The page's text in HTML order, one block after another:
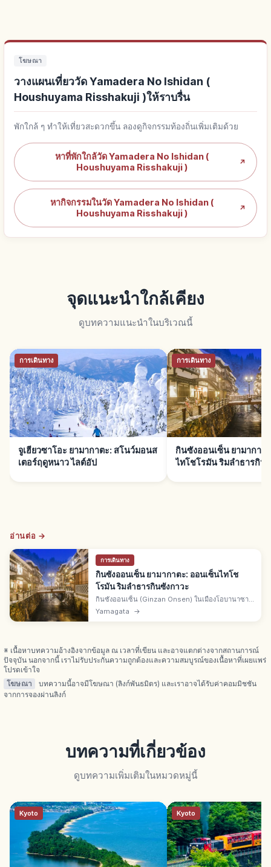
โฆษณา
วางแผนเที่ยววัด Yamadera No Ishidan (
Houshuyama Risshakuji )ให้ราบรื่น
พักใกล้ ๆ ทำให้เที่ยวสะดวกขึ้น ลองดูกิจกรรมท้องถิ่นเพิ่มเติมด้วย
หาที่พักใกล้วัด Yamadera No Ishidan (
Houshuyama Risshakuji )
↗
หากิจกรรมในวัด Yamadera No Ishidan (
Houshuyama Risshakuji )
↗
จุดแนะนำใกล้เคียง
ดูบทความแนะนำในบริเวณนี้
การเดินทาง
จูเฮียวซาโอะ ยามากาตะ: สโนว์มอนส
เตอร์ฤดูหนาว ไลต์อัป
การเดินทาง
กินซังออนเซ็น ยามากาต
ไทโชโรมัน ริมลำธารกิน
อ่านต่อ →
การเดินทาง
กินซังออนเซ็น ยามากาตะ: ออนเซ็นไทโช
โรมัน ริมลำธารกินซังกาวะ
กินซังออนเซ็น (Ginzan Onsen) ในเมืองโอบานาซา
วะ จ.ยามากาตะ เมืองออนเซ็นบรรยากาศไทโชโรมัน
เรียวกังไม้ริมลำธารกินซังกาวะ แสงไฟยามเย็นและ
Yamagata →
※ เนื้อหาบทความอ้างอิงจากข้อมูล ณ เวลาที่เขียน และอาจแตกต่างจากสถานการณ์
ปัจจุบัน นอกจากนี้ เราไม่รับประกันความถูกต้องและความสมบูรณ์ของเนื้อหาที่เผยแพร่
โปรดเข้าใจ
โฆษณา
บทความนี้อาจมีโฆษณา (ลิงก์พันธมิตร) และเราอาจได้รับค่าคอมมิชชัน
จากการจองผ่านลิงก์
บทความที่เกี่ยวข้อง
ดูบทความเพิ่มเติมในหมวดหมู่นี้
Kyoto Kyoto